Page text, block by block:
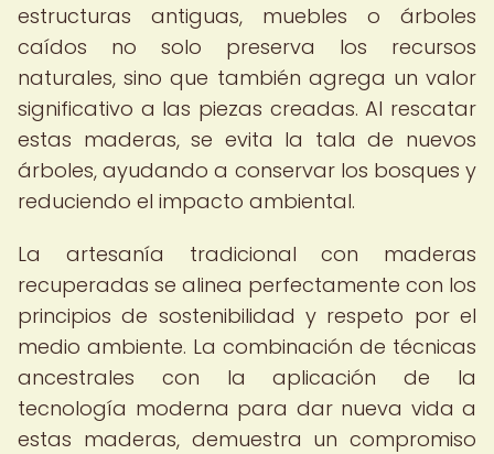
estructuras antiguas, muebles o árboles
caídos no solo preserva los recursos
naturales, sino que también agrega un valor
significativo a las piezas creadas. Al rescatar
estas maderas, se evita la tala de nuevos
árboles, ayudando a conservar los bosques y
reduciendo el impacto ambiental.
La artesanía tradicional con maderas
recuperadas se alinea perfectamente con los
principios de sostenibilidad y respeto por el
medio ambiente. La combinación de técnicas
ancestrales con la aplicación de la
tecnología moderna para dar nueva vida a
estas maderas, demuestra un compromiso